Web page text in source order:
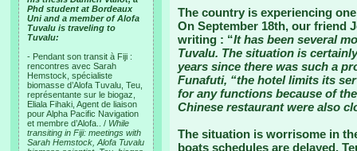
Phd student at Bordeaux
Uni and a member of Alofa
Tuvalu is traveling to
Tuvalu:
- Pendant son transit à Fiji :
rencontres avec Sarah
Hemstock, spécialiste
biomasse d’Alofa Tuvalu, Teu,
représentante sur le biogaz,
Eliala Fihaki, Agent de liaison
pour Alpha Pacific Navigation
et membre d’Alofa.. / While
transiting in Fiji: meetings with
Sarah Hemstock, Alofa Tuvalu
The country is experiencing
On September 18th, our friend
writing : “It has been several
Tuvalu. The situation is
years since there was such a
Funafuti, “the hotel limits its
for any functions because of
Chinese restaurant were also
The situation is worrisome in
boats schedules are delayed.